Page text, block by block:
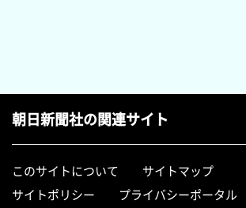
朝日新聞社の関連サイト
このサイトについて
サイトマップ
サイトポリシー
プライバシーポータル